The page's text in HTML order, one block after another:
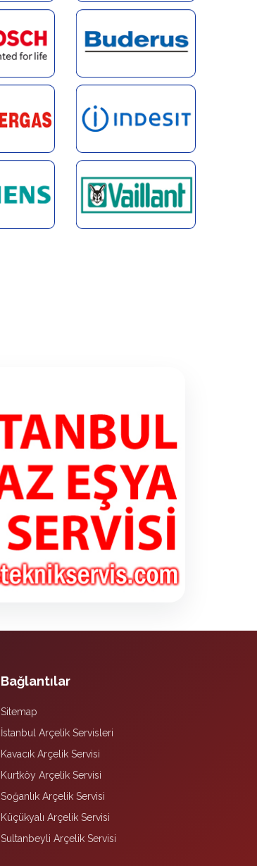
Bağlantılar
Sitemap
İstanbul Arçelik Servisleri
Kavacık Arçelik Servisi
Kurtköy Arçelik Servisi
Soğanlık Arçelik Servisi
Küçükyalı Arçelik Servisi
Sultanbeyli Arçelik Servisi